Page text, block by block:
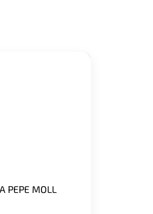
PEPE MOLL